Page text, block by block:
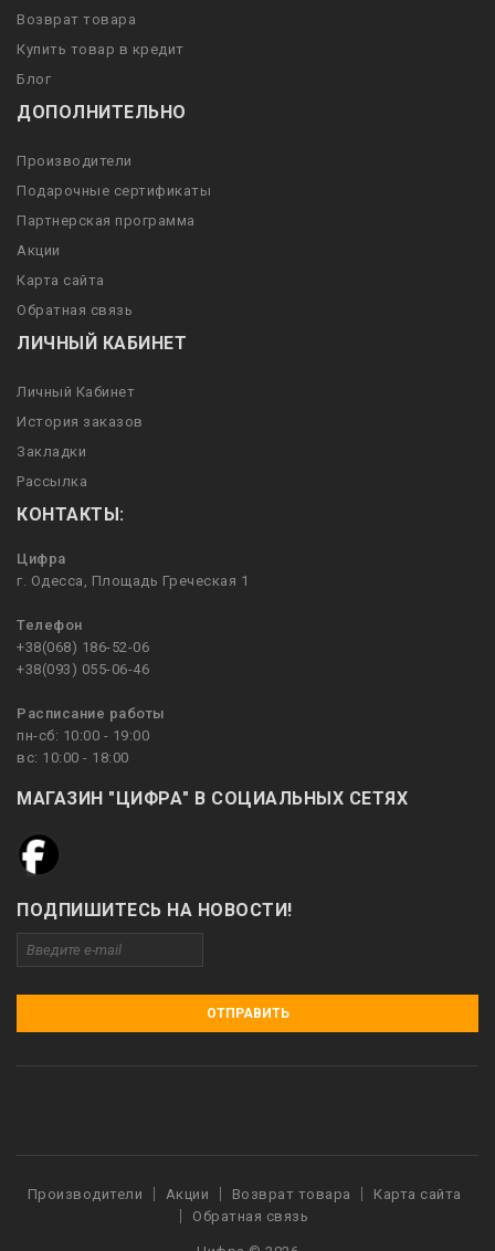
Возврат товара
Купить товар в кредит
Блог
ДОПОЛНИТЕЛЬНО
Производители
Подарочные сертификаты
Партнерская программа
Акции
Карта сайта
Обратная связь
ЛИЧНЫЙ КАБИНЕТ
Личный Кабинет
История заказов
Закладки
Рассылка
КОНТАКТЫ:
Цифра
г. Одесса, Площадь Греческая 1
Телефон
+38(068) 186-52-06
+38(093) 055-06-46
Расписание работы
пн-сб: 10:00 - 19:00
вс: 10:00 - 18:00
МАГАЗИН "ЦИФРА" В СОЦИАЛЬНЫХ СЕТЯХ
ПОДПИШИТЕСЬ НА НОВОСТИ!
ОТПРАВИТЬ
Производители Акции Возврат товара
Карта сайта
Обратная связь